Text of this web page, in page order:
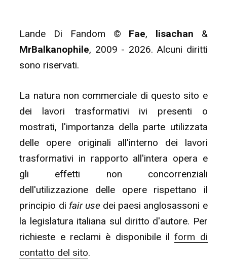
Lande Di Fandom © Fae, lisachan &
MrBalkanophile, 2009 - 2026. Alcuni diritti
sono riservati.
La natura non commerciale di questo sito e
dei lavori trasformativi ivi presenti o
mostrati, l'importanza della parte utilizzata
delle opere originali all'interno dei lavori
trasformativi in rapporto all'intera opera e
gli effetti non concorrenziali
dell'utilizzazione delle opere rispettano il
principio di fair usedei paesi anglosassoni e
la legislatura italiana sul diritto d'autore. Per
richieste e reclami è disponibile ilform di
contatto del sito.